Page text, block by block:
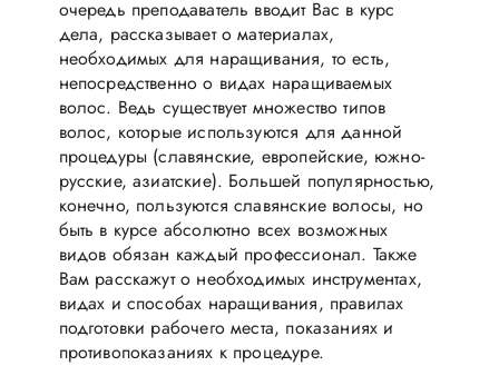
очередь преподаватель вводит Вас в курс
дела, рассказывает о материалах,
необходимых для наращивания, то есть,
непосредственно о видах наращиваемых
волос. Ведь существует множество типов
волос, которые используются для данной
процедуры (славянские, европейские, южно-
русские, азиатские). Большей популярностью,
конечно, пользуются славянские волосы, но
быть в курсе абсолютно всех возможных
видов обязан каждый профессионал. Также
Вам расскажут о необходимых инструментах,
видах и способах наращивания, правилах
подготовки рабочего места, показаниях и
противопоказаниях к процедуре.